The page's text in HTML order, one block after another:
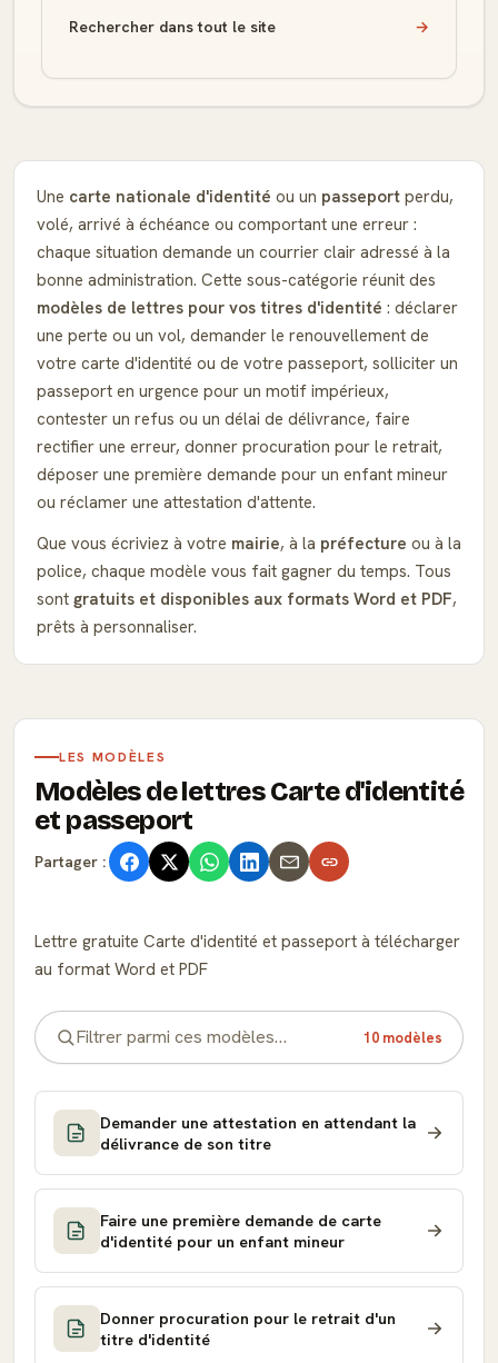
Rechercher dans tout le site →
Une carte nationale d'identité ou un passeport perdu,
volé, arrivé à échéance ou comportant une erreur :
chaque situation demande un courrier clair adressé à la
bonne administration. Cette sous-catégorie réunit des
modèles de lettres pour vos titres d'identité : déclarer
une perte ou un vol, demander le renouvellement de
votre carte d'identité ou de votre passeport, solliciter un
passeport en urgence pour un motif impérieux,
contester un refus ou un délai de délivrance, faire
rectifier une erreur, donner procuration pour le retrait,
déposer une première demande pour un enfant mineur
ou réclamer une attestation d'attente.
Que vous écriviez à votre mairie, à la préfecture ou à la
police, chaque modèle vous fait gagner du temps. Tous
sont gratuits et disponibles aux formats Word et PDF,
prêts à personnaliser.
LES MODÈLES
Modèles de lettres Carte d'identité
et passeport
Partager :
Lettre gratuite Carte d'identité et passeport à télécharger
au format Word et PDF
10 modèles
Demander une attestation en attendant la
délivrance de son titre
Faire une première demande de carte
d'identité pour un enfant mineur
Donner procuration pour le retrait d'un
titre d'identité